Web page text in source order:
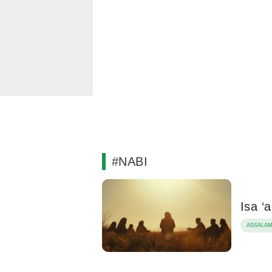
#NABI
Isa